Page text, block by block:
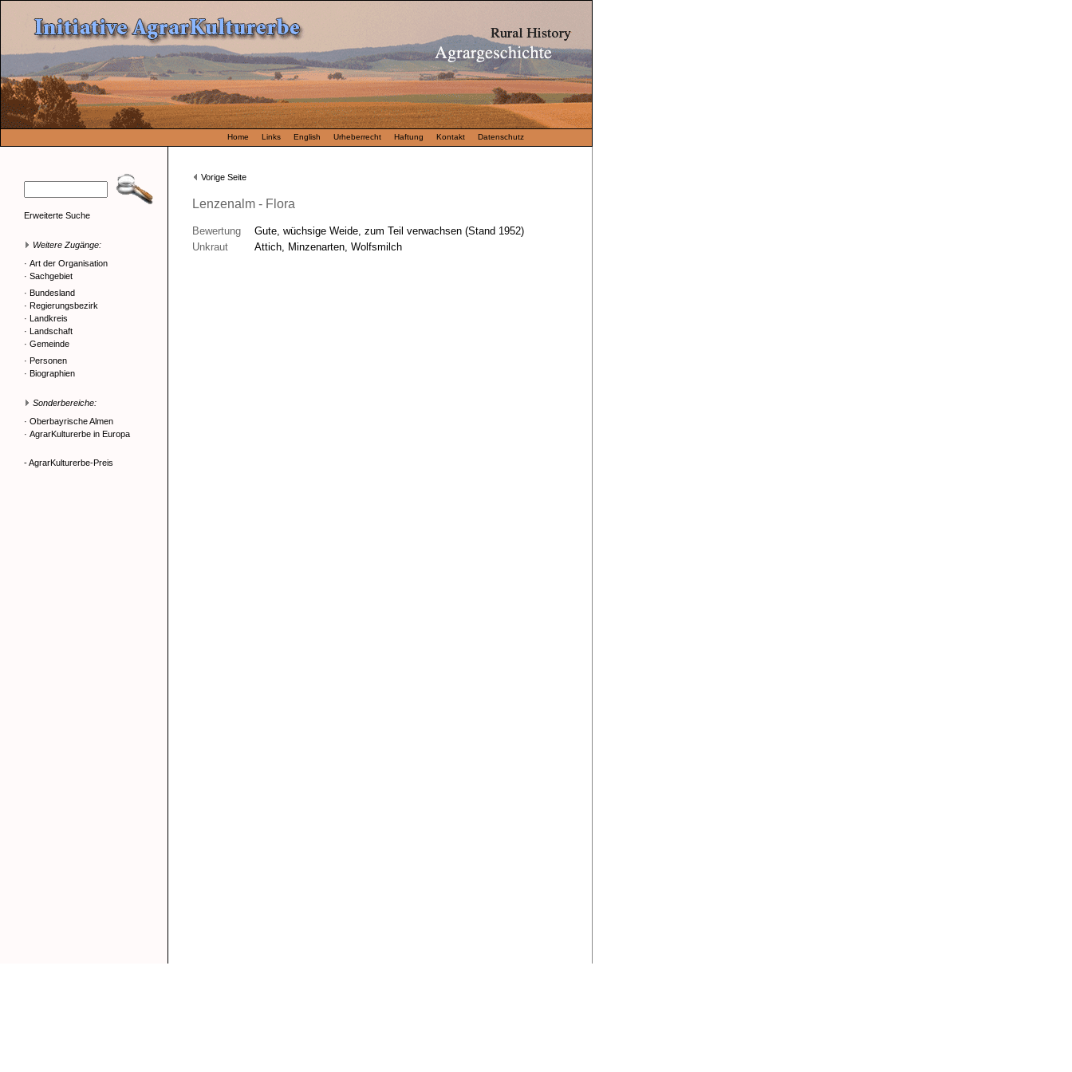
Home Links English Urheberrecht Haftung Kontakt Datenschutz
Erweiterte Suche
Weitere Zugänge:
· Art der Organisation
· Sachgebiet
· Bundesland
· Regierungsbezirk
· Landkreis
· Landschaft
· Gemeinde
· Personen
· Biographien
Sonderbereiche:
· Oberbayrische Almen
· AgrarKulturerbe in Europa
- AgrarKulturerbe-Preis
Vorige Seite
Lenzenalm - Flora
Bewertung
Gute, wüchsige Weide, zum Teil verwachsen (Stand 1952)
Unkraut
Attich, Minzenarten, Wolfsmilch